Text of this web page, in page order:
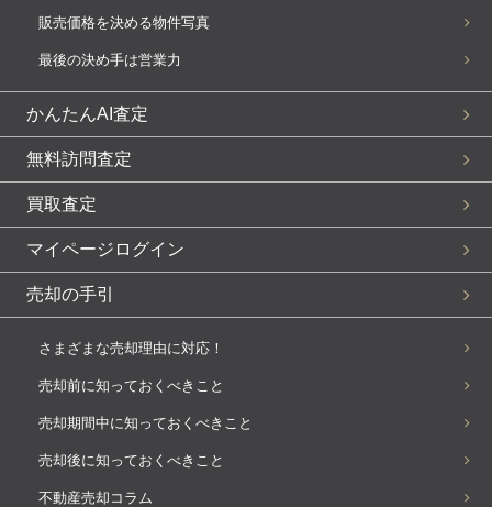
販売価格を決める物件写真
最後の決め手は営業力
かんたんAI査定
無料訪問査定
買取査定
マイページログイン
売却の手引
さまざまな売却理由に対応！
売却前に知っておくべきこと
売却期間中に知っておくべきこと
売却後に知っておくべきこと
不動産売却コラム